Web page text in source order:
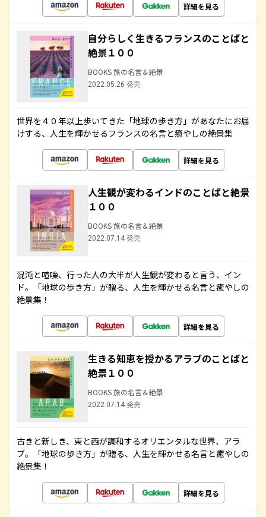
詳細を見る
自分らしく生きるフランスのことばと
絶景１００
BOOKS 旅の名言＆絶景
2022.05.26 発売
世界を４０年以上歩いてきた「地球の歩き方」があなたにお届
けする、人生を輝かせるフランスの名言と癒やしの絶景集
詳細を見る
人生観が変わるインドのことばと絶景
１００
BOOKS 旅の名言＆絶景
2022.07.14 発売
混沌と喧噪、行った人の大半が人生観が変わると言う、イン
ド。「地球の歩き方」が贈る、人生を輝かせる名言と癒やしの
絶景集！
詳細を見る
生きる知恵を授かるアラブのことばと
絶景１００
BOOKS 旅の名言＆絶景
2022.07.14 発売
古きと新しき、東と西が調和するオリエンタルな世界、アラ
ブ。「地球の歩き方」が贈る、人生を輝かせる名言と癒やしの
絶景集！
詳細を見る